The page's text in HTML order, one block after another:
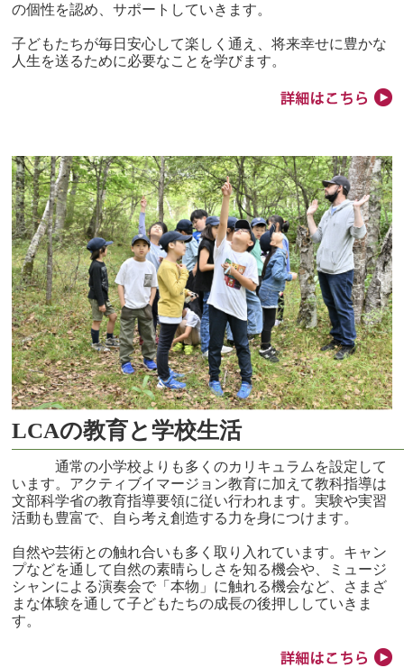
の個性を認め、サポートしていきます。
子どもたちが毎日安心して楽しく通え、将来幸せに豊かな
人生を送るために必要なことを学びます。
LCAの教育と学校生活
通常の小学校よりも多くのカリキュラムを設定して
います。アクティブイマージョン教育に加えて教科指導は
文部科学省の教育指導要領に従い行われます。実験や実習
活動も豊富で、自ら考え創造する力を身につけます。
自然や芸術との触れ合いも多く取り入れています。キャン
プなどを通して自然の素晴らしさを知る機会や、ミュージ
シャンによる演奏会で「本物」に触れる機会など、さまざ
まな体験を通して子どもたちの成長の後押ししていきま
す。